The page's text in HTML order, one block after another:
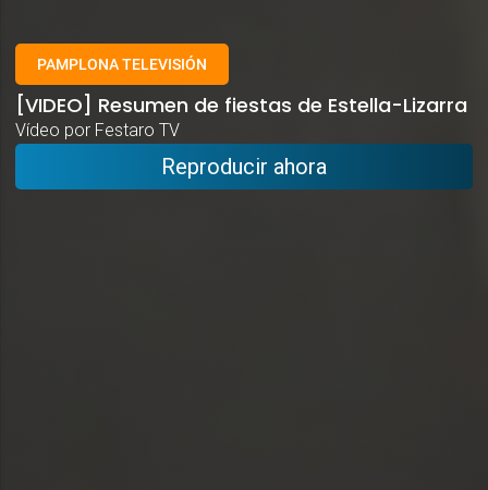
PAMPLONA TELEVISIÓN
[VIDEO] Resumen de fiestas de Estella-Lizarra
Vídeo por Festaro TV
Reproducir ahora